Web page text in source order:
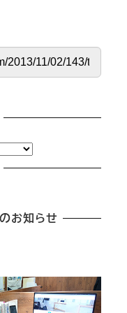
お知らせ